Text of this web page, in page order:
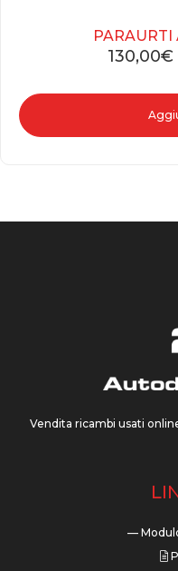
PARAURTI
130,00€
Vendita ricambi usati
—